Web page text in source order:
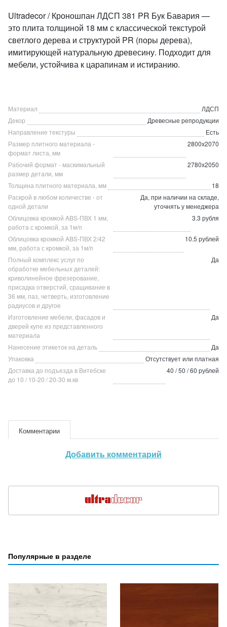
Ultradecor / Кроношпан ЛДСП 381 PR Бук Бавария —
это плита толщиной 18 мм с классической текстурой
светлого дерева и структурой PR (поры дерева),
имитирующей натуральную древесину. Подходит для
мебели, устойчива к царапинам и истиранию.
Материал
ЛДСП
Декор
Древесные репродукции
Направление текстуры
Есть
Размер плитного материала -
формат листа, мм
2800х2070
Рабочий формат - маскимальный
размер детали, мм
2780х2050
Толщина плитного материала, мм
18
Раскрой в любом количестве - от
одной детали
Да, при наличии на складе,
уточнять у менеджера
Облицовка кромкой ABS-ПВХ 1 мм,
работа с кромкой, за 1м/п
3.3 рубля
Облицовка кромкой ABS-ПВХ 2/42
мм, работа с кромкой, за 1м/п
10.5 рублей
Полный комплекс услуг по
обработке мебельных деталей:
криволинейное фрезерование,
присадка отверстий, сращивание в
36 мм, паз, четверть, изготовление
радиусов и другое
Да
Изготовление мебели, фасадов и
дверей купе из представленного
материала
Да
Нанесение этикеток на деталь
Да
Упаковка
Отсутствует или платная
Доставка до подъезда в Витебске
до 10 / 10-20 / 20-30 м.кв
40 / 50 / 60 рублей
Комментарии
Добавить комментарий
Популярные в разделе